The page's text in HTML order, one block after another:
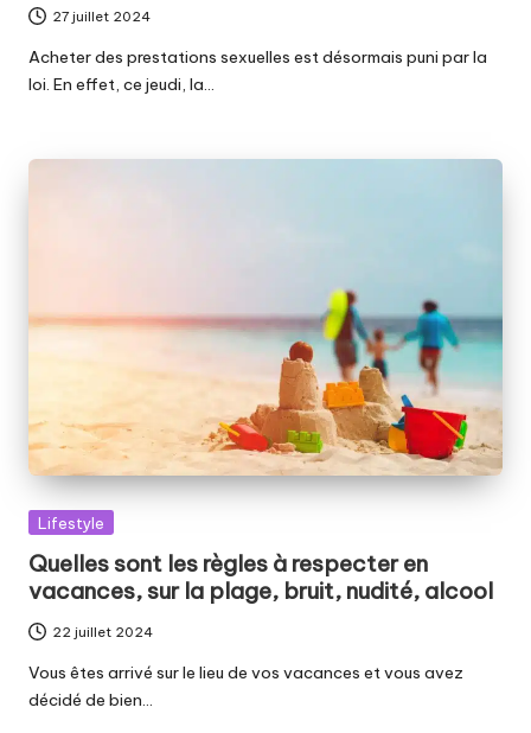
27 juillet 2024
Acheter des prestations sexuelles est désormais puni par la
loi. En effet, ce jeudi, la…
Posted
Lifestyle
Quelles sont les règles à respecter en
vacances, sur la plage, bruit, nudité, alcool
22 juillet 2024
Vous êtes arrivé sur le lieu de vos vacances et vous avez
décidé de bien…